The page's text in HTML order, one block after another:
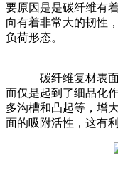
要原因是是碳纤维有
向有着非常大的韧性
负荷形态。
碳纤维复材表面改
而仅是起到了细品化
多沟槽和凸起等，增
面的吸附活性，这有